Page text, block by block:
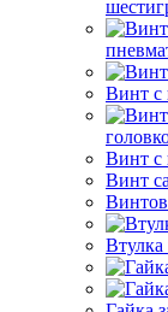
Винт с
Винт с
Винт
Втулка